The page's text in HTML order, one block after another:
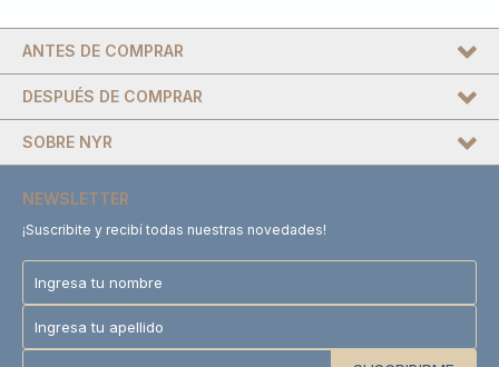
DESPUÉS DE COMPRAR
SOBRE NYR
ANTES DE COMPRAR
NEWSLETTER
¡Suscribite y recibí todas nuestras novedades!